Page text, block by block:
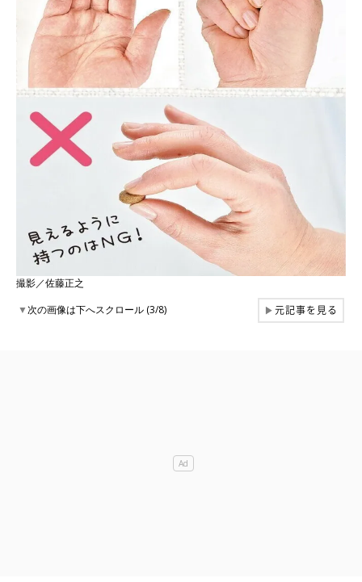
撮影／佐藤正之
▼次の画像は下へスクロール (3/8) ▶元記事を見る